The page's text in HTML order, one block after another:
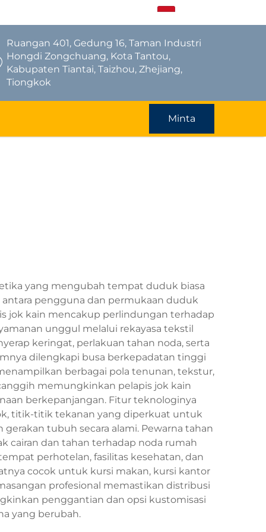
Ruangan 401, Gedung 16, Taman Industri
Hongdi Zongchuang, Kota Tantou,
Kabupaten Tiantai, Taizhou, Zhejiang,
Tiongkok
Minta
yang mengubah tempat duduk biasa
pengguna dan permukaan duduk
jok kain mencakup perlindungan terhadap
unggul melalui rekayasa tekstil
keringat, perlakuan tahan noda, serta
dilengkapi busa berkepadatan tinggi
berbagai pola tenunan, tekstur,
memungkinkan pelapis jok kain
berkepanjangan. Fitur teknologinya
titik-titik tekanan yang diperkuat untuk
tubuh secara alami. Pewarna tahan
cairan dan tahan terhadap noda rumah
perhotelan, fasilitas kesehatan, dan
cocok untuk kursi makan, kursi kantor
profesional memastikan distribusi
penggantian dan opsi kustomisasi
yang berubah.